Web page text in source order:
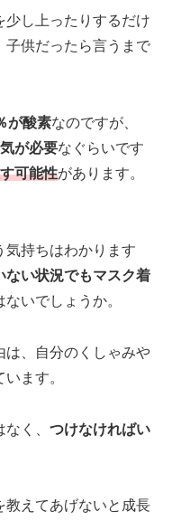
少し上ったりするだけ
子供だったら言うまで
が酸素なのですが、
が必要なぐらいです
可能性があります。
気持ちはわかります
ない状況でもマスク着
ないでしょうか。
は、自分のくしゃみや
ます。
く、 つけなければい
教えてあげないと成長